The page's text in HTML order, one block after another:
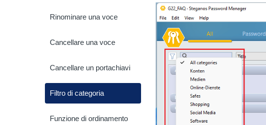
Rinominare una voce
Cancellare una voce
Cancellare un portachiavi
Filtro di categoria
Funzione di ordinamento